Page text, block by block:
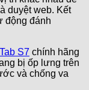
duyệt web. Kết
động đánh
S7 chính hãng
bị ốp lưng trên
và chống va